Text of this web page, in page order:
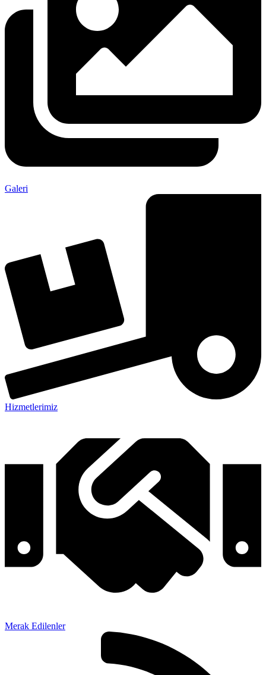
Galeri
Hizmetlerimiz
Merak Edilenler